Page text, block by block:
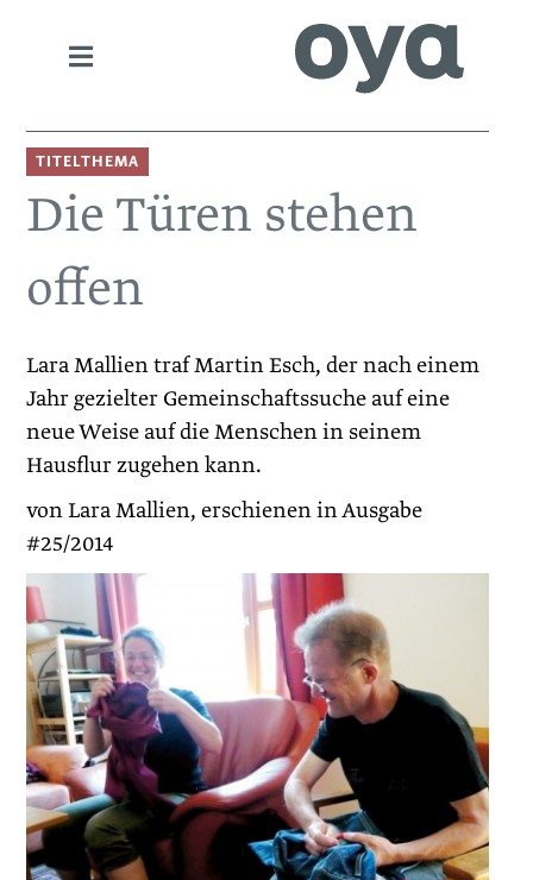
TITELTHEMA
Die Türen stehen
offen
Lara Mallien traf Martin Esch, der nach einem
Jahr gezielter Gemeinschaftssuche auf eine
neue Weise auf die Menschen in seinem
Hausflur zugehen kann.
von Lara Mallien, erschienen in Ausgabe
#25/2014